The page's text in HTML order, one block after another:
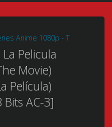
Anime 1080p - T
Pelicula
Movie)
Película)
AC-3]